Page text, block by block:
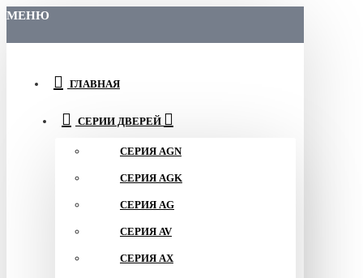
МЕНЮ
ГЛАВНАЯ
СЕРИИ ДВЕРЕЙ
СЕРИЯ AGN
СЕРИЯ AGK
СЕРИЯ AG
СЕРИЯ AV
СЕРИЯ AX